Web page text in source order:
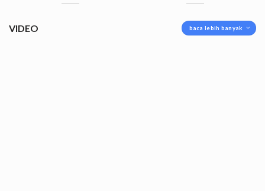
VIDEO baca lebih banyak